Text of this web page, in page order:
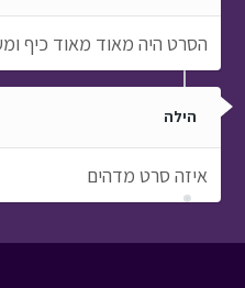
הסרט היה מאוד מאוד כיף
הילה
איזה סרט מדהים